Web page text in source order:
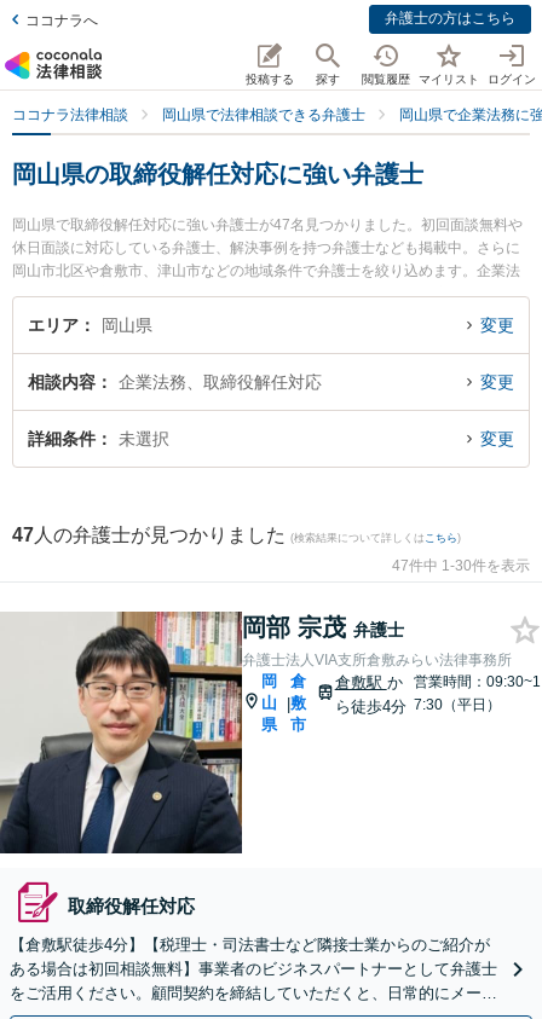
ココナラへ 弁護士の方はこちら
投稿する 探す 閲覧履歴 マイリスト ログイン
ココナラ法律相談 岡山県で法律相談できる弁護士 岡山県で企業法務に
岡山県の取締役解任対応に強い弁護士
岡山県で取締役解任対応に強い弁護士が47名見つかりました。初回面談無料や
休日面談に対応している弁護士、解決事例を持つ弁護士なども掲載中。さらに
岡山市北区や倉敷市、津山市などの地域条件で弁護士を絞り込めます。企業法
務に関係する顧問弁護士契約や契約書作成・リーガルチェック、雇用契約書・
就業規則作成等の細かな分野での絞り込み検索もでき便利です。特に弁護士法
フィール情報や弁護士費用、強みなどが注目されています。『岡山県で土日や
夜間に発生した取締役解任対応のトラブルを今すぐに弁護士に相談したい』
『取締役解任対応のトラブル解決の実績豊富な近くの弁護士を検索したい』
エリア 岡山県 変更
相談内容 企業法務、取締役解任対応 変更
詳細条件 未選択 変更
47 人の弁護士が見つかりました (検索結果について詳しくは こちら)
47件中 1-30件を表示
岡部 宗茂 弁護士
弁護士法人VIA支所倉敷みらい法律事務所
岡
山
県
|
倉
敷
市
倉敷駅 か
ら徒歩4分
営業時間：09:30~1
7:30（平日）
取締役解任対応
【倉敷駅徒歩4分】【税理士・司法書士など隣接士業からのご紹介が
ある場合は初回相談無料】事業者のビジネスパートナーとして弁護士
をご活用ください。顧問契約を締結していただくと、日常的にメール